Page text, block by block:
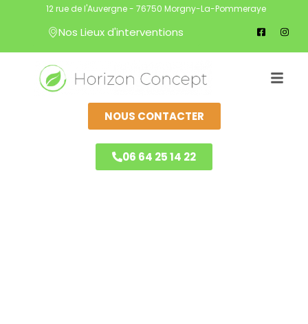
12 rue de l'Auvergne - 76750 Morgny-La-Pommeraye
Nos Lieux d'interventions
NOUS CONTACTER
06 64 25 14 22